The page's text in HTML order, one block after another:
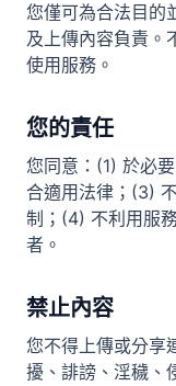
您僅可為合法目的
及上傳內容負責。
使用服務。
您的責任
您同意：(1) 於必
合適用法律；(3)
制；(4) 不利用服
者。
禁止內容
您不得上傳或分享
擾、誹謗、淫穢、